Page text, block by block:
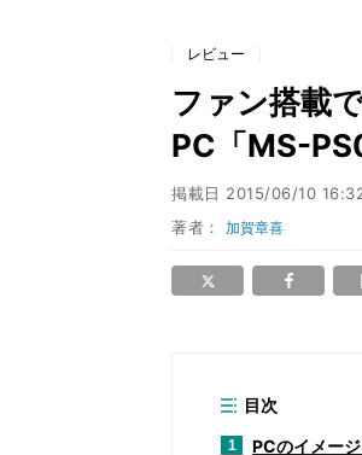
レビュー
ファン搭載
PC「MS-
掲載日 2015/06/10
著者：加賀章喜
目次
1 PCのイメー